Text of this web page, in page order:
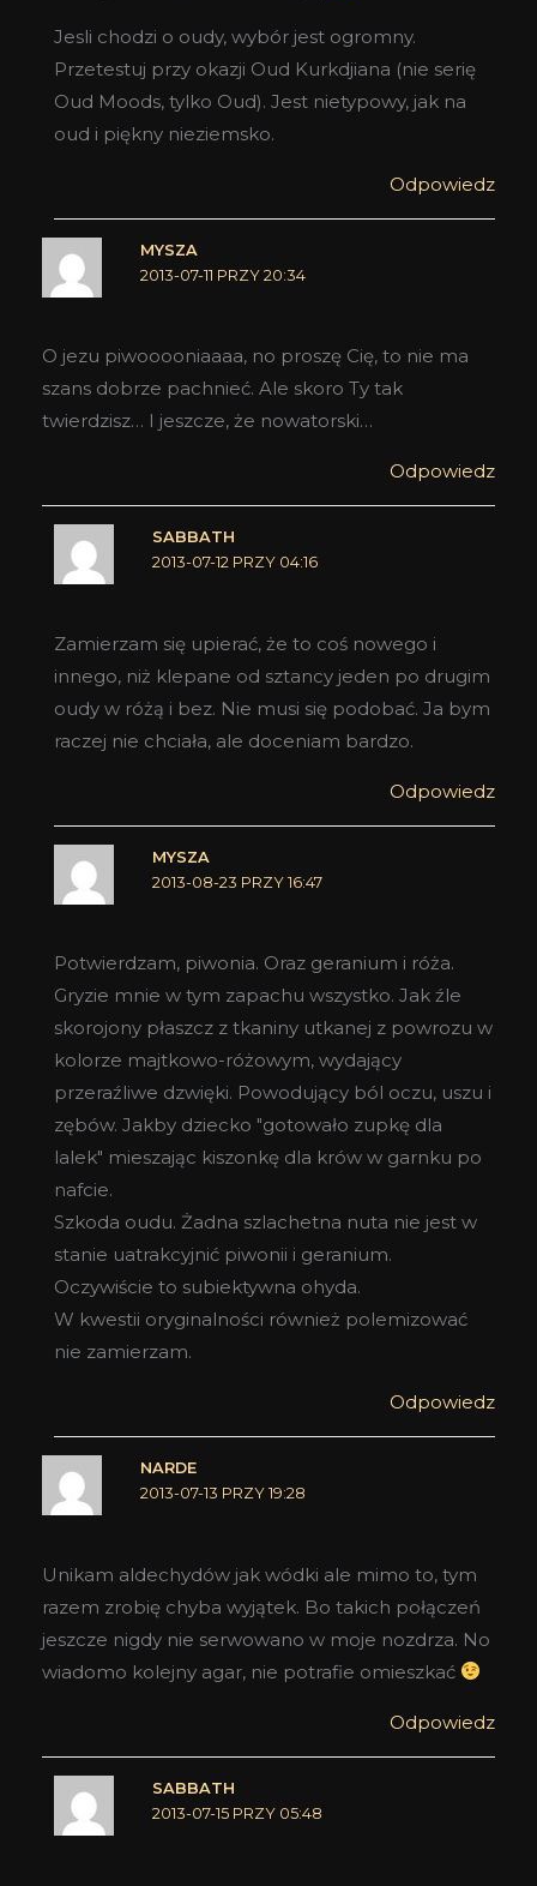
Jesli chodzi o oudy, wybór jest ogromny.
Przetestuj przy okazji Oud Kurkdjiana (nie serię
Oud Moods, tylko Oud). Jest nietypowy, jak na
oud i piękny nieziemsko.
Odpowiedz
MYSZA
2013-07-11 PRZY 20:34
O jezu piwooooniaaaa, no proszę Cię, to nie ma
szans dobrze pachnieć. Ale skoro Ty tak
twierdzisz… I jeszcze, że nowatorski…
Odpowiedz
SABBATH
2013-07-12 PRZY 04:16
Zamierzam się upierać, że to coś nowego i
innego, niż klepane od sztancy jeden po drugim
oudy w różą i bez. Nie musi się podobać. Ja bym
raczej nie chciała, ale doceniam bardzo.
Odpowiedz
MYSZA
2013-08-23 PRZY 16:47
Potwierdzam, piwonia. Oraz geranium i róża.
Gryzie mnie w tym zapachu wszystko. Jak źle
skorojony płaszcz z tkaniny utkanej z powrozu w
kolorze majtkowo-różowym, wydający
przeraźliwe dzwięki. Powodujący ból oczu, uszu i
zębów. Jakby dziecko "gotowało zupkę dla
lalek" mieszając kiszonkę dla krów w garnku po
nafcie.
Szkoda oudu. Żadna szlachetna nuta nie jest w
stanie uatrakcyjnić piwonii i geranium.
Oczywiście to subiektywna ohyda.
W kwestii oryginalności również polemizować
nie zamierzam.
Odpowiedz
NARDE
2013-07-13 PRZY 19:28
Unikam aldechydów jak wódki ale mimo to, tym
razem zrobię chyba wyjątek. Bo takich połączeń
jeszcze nigdy nie serwowano w moje nozdrza. No
wiadomo kolejny agar, nie potrafie omieszkać
Odpowiedz
SABBATH
2013-07-15 PRZY 05:48